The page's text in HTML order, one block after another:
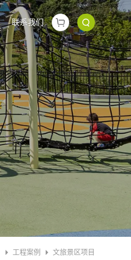
联系我们
工程案例 文旅景区项目